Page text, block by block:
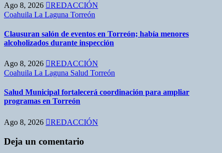
Ago 8, 2026
REDACCIÓN
Coahuila La Laguna Torreón
Clausuran salón de eventos en Torreón; había menores
alcoholizados durante inspección
Ago 8, 2026
REDACCIÓN
Coahuila La Laguna Salud Torreón
Salud Municipal fortalecerá coordinación para ampliar
programas en Torreón
Ago 8, 2026 REDACCIÓN
Deja un comentario